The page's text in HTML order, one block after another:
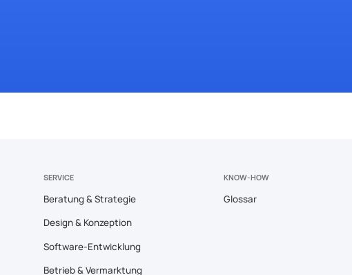
SERVICE
Beratung & Strategie
Design & Konzeption
Software-Entwicklung
Betrieb & Vermarktung
KNOW-HOW
Glossar